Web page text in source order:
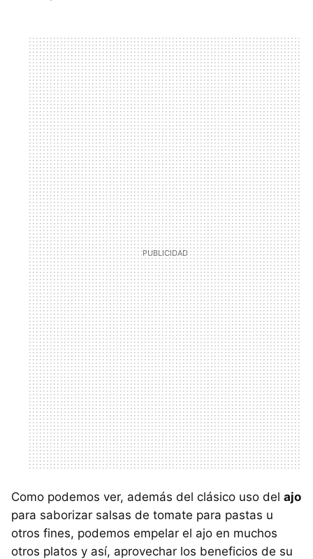
Como podemos ver, además del clásico uso del ajo
para saborizar salsas de tomate para pastas u
otros fines, podemos empelar el ajo en muchos
otros platos y así, aprovechar los beneficios de su